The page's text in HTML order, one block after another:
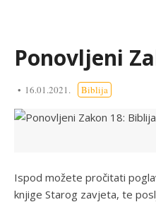
Ponovljeni
16.01.2021. Biblija
Ispod možete pročitati
knjige Starog zavjeta, te